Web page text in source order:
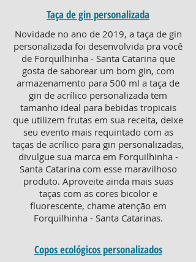
Taça de gin personalizada
Novidade no ano de 2019, a taça de gin
personalizada foi desenvolvida pra você
de Forquilhinha - Santa Catarina que
gosta de saborear um bom gin, com
armazenamento para 500 ml a taça de
gin de acrílico personalizada tem
tamanho ideal para bebidas tropicais
que utilizem frutas em sua receita, deixe
seu evento mais requintado com as
taças de acrílico para gin personalizadas,
divulgue sua marca em Forquilhinha -
Santa Catarina com esse maravilhoso
produto. Aproveite ainda mais suas
taças com as cores bicolor e
fluorescente, chame atenção em
Forquilhinha - Santa Catarinas.
Copos ecológicos personalizados